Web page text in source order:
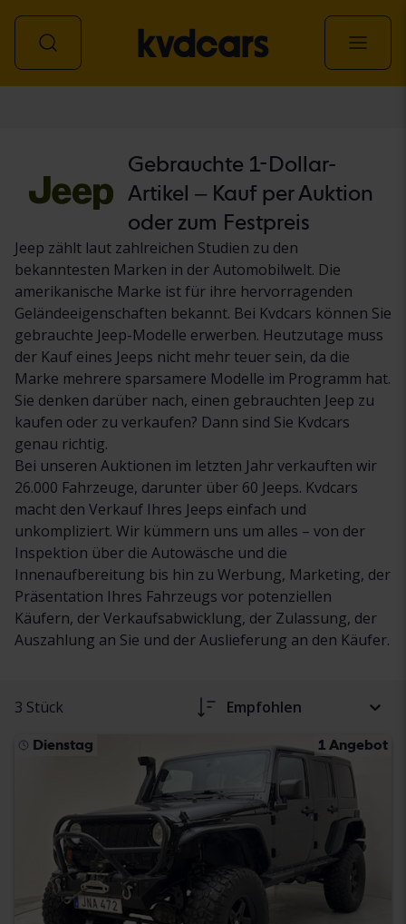
Gebrauchte 1-Dollar-
Artikel – Kauf per Auktion
oder zum Festpreis
Jeep zählt laut zahlreichen Studien zu den
bekanntesten Marken in der Automobilwelt. Die
amerikanische Marke ist für ihre hervorragenden
Geländeeigenschaften bekannt. Bei Kvdcars können Sie
gebrauchte Jeep-Modelle erwerben. Heutzutage muss
der Kauf eines Jeeps nicht mehr teuer sein, da die
Marke mehrere sparsamere Modelle im Programm hat.
Sie denken darüber nach, einen gebrauchten Jeep zu
kaufen oder zu verkaufen? Dann sind Sie Kvdcars
genau richtig.
Bei unseren Auktionen im letzten Jahr verkauften wir
26.000 Fahrzeuge, darunter über 60 Jeeps. Kvdcars
macht den Verkauf Ihres Jeeps einfach und
unkompliziert. Wir kümmern uns um alles – von der
Inspektion über die Autowäsche und die
Innenaufbereitung bis hin zu Werbung, Marketing, der
Präsentation Ihres Fahrzeugs vor potenziellen
Käufern, der Verkaufsabwicklung, der Zulassung, der
Auszahlung an Sie und der Auslieferung an den Käufer.
3 Stück Empfohlen
Dienstag 1 Angebot